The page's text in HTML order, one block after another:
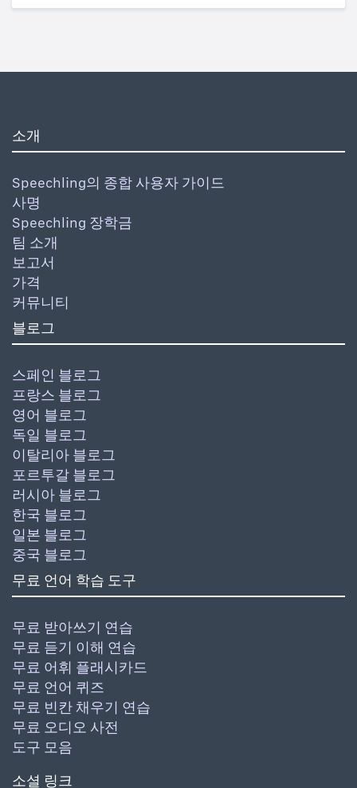
소개
Speechling의 종합 사용자 가이드
사명
Speechling 장학금
팀 소개
보고서
가격
커뮤니티
블로그
스페인 블로그
프랑스 블로그
영어 블로그
독일 블로그
이탈리아 블로그
포르투갈 블로그
러시아 블로그
한국 블로그
일본 블로그
중국 블로그
무료 언어 학습 도구
무료 받아쓰기 연습
무료 듣기 이해 연습
무료 어휘 플래시카드
무료 언어 퀴즈
무료 빈칸 채우기 연습
무료 오디오 사전
도구 모음
소셜 링크